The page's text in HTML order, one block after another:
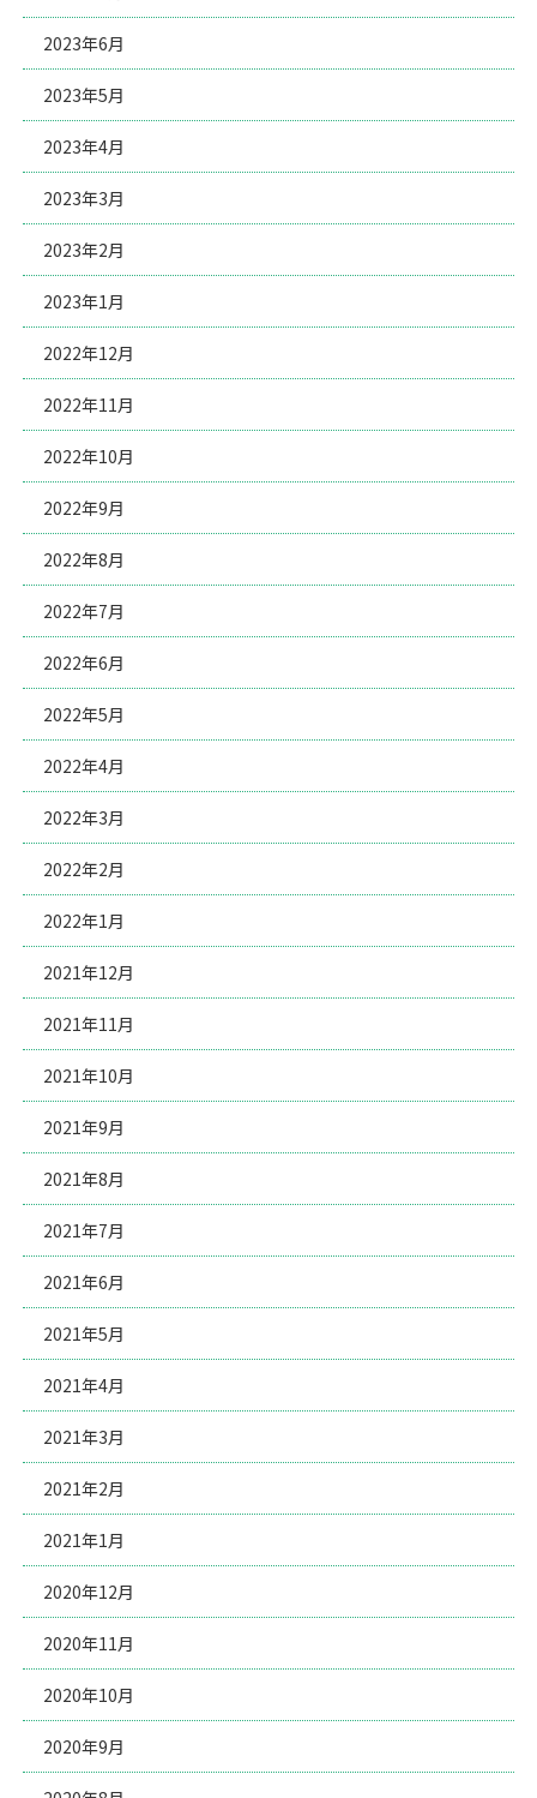
2023年6月
2023年5月
2023年4月
2023年3月
2023年2月
2023年1月
2022年12月
2022年11月
2022年10月
2022年9月
2022年8月
2022年7月
2022年6月
2022年5月
2022年4月
2022年3月
2022年2月
2022年1月
2021年12月
2021年11月
2021年10月
2021年9月
2021年8月
2021年7月
2021年6月
2021年5月
2021年4月
2021年3月
2021年2月
2021年1月
2020年12月
2020年11月
2020年10月
2020年9月